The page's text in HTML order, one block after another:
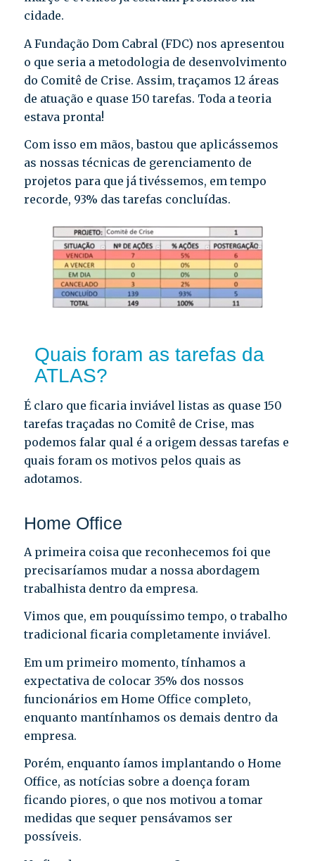
cidade.
A Fundação Dom Cabral (FDC) nos apresentou
o que seria a metodologia de desenvolvimento
do Comitê de Crise. Assim, traçamos 12 áreas
de atuação e quase 150 tarefas. Toda a teoria
estava pronta!
Com isso em mãos, bastou que aplicássemos
as nossas técnicas de gerenciamento de
projetos para que já tivéssemos, em tempo
recorde, 93% das tarefas concluídas.
Quais foram as tarefas da
ATLAS?
É claro que ficaria inviável listas as quase 150
tarefas traçadas no Comitê de Crise, mas
podemos falar qual é a origem dessas tarefas e
quais foram os motivos pelos quais as
adotamos.
Home Office
A primeira coisa que reconhecemos foi que
precisaríamos mudar a nossa abordagem
trabalhista dentro da empresa.
Vimos que, em pouquíssimo tempo, o trabalho
tradicional ficaria completamente inviável.
Em um primeiro momento, tínhamos a
expectativa de colocar 35% dos nossos
funcionários em Home Office completo,
enquanto mantínhamos os demais dentro da
empresa.
Porém, enquanto íamos implantando o Home
Office, as notícias sobre a doença foram
ficando piores, o que nos motivou a tomar
medidas que sequer pensávamos ser
possíveis.